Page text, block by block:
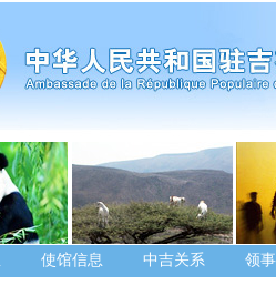
使馆信息 中吉关系 领